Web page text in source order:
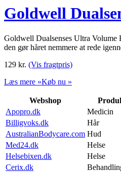
Goldwell
Goldwell Dualsenses Ultra Volume
den gør håret nemmere at rede
129 kr. (Vis fragtpris)
Læs mere »Køb nu »
Webshop
Apopro.dk
Medicin
Billigvoks.dk
Hår
AustralianBodycare.com Hud
Med24.dk
Helse
Helsebixen.dk
Helse
Cerix.dk